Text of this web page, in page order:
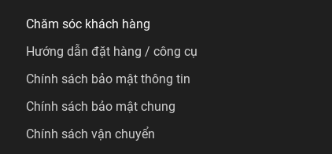
Chăm sóc khách hàng
Hướng dẫn đặt hàng / công cụ
Chính sách bảo mật thông tin
Chính sách bảo mật chung
Chính sách vận chuyển